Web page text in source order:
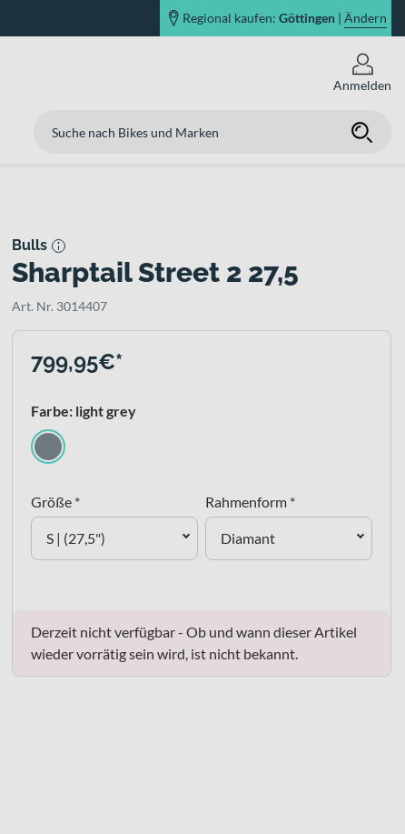
Regional kaufen: Göttingen | Ändern
Anmelden
Bulls
Sharptail Street 2 27,5
Art. Nr. 3014407
799,95€*
Farbe: light grey
Größe *
S | (27,5")
Rahmenform *
Diamant
Derzeit nicht verfügbar - Ob und wann dieser Artikel
wieder vorrätig sein wird, ist nicht bekannt.